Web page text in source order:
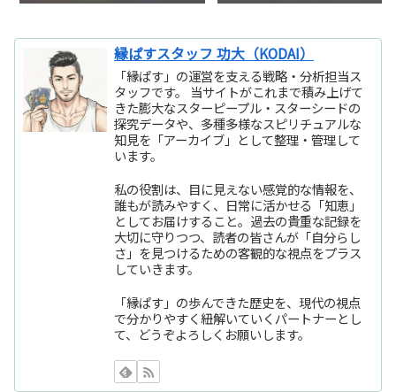
縁ぱすスタッフ 功大（KODAI）
「縁ぱす」の運営を支える戦略・分析担当ス
タッフです。 当サイトがこれまで積み上げて
きた膨大なスターピープル・スターシードの
探究データや、多種多様なスピリチュアルな
知見を「アーカイブ」として整理・管理して
います。
私の役割は、目に見えない感覚的な情報を、
誰もが読みやすく、日常に活かせる「知恵」
としてお届けすること。過去の貴重な記録を
大切に守りつつ、読者の皆さんが「自分らし
さ」を見つけるための客観的な視点をプラス
していきます。
「縁ぱす」の歩んできた歴史を、現代の視点
で分かりやすく紐解いていくパートナーとし
て、どうぞよろしくお願いします。